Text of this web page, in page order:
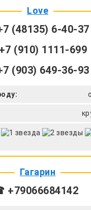
Love
(48135) 6-40-37
(910) 1111-699
(903) 649-36-93
Гагарин